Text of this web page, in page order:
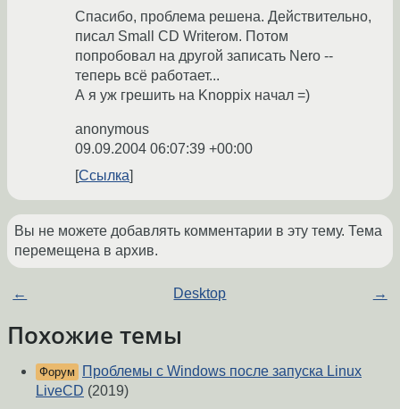
Спасибо, проблема решена. Действительно,
писал Small CD Writerом. Потом
попробовал на другой записать Nero --
теперь всё работает...
А я уж грешить на Knoppix начал =)
anonymous
09.09.2004 06:07:39 +00:00
Ссылка
Вы не можете добавлять комментарии в эту тему. Тема
перемещена в архив.
← Desktop →
Похожие темы
Форум
Проблемы с Windows после запуска Linux
LiveCD (2019)